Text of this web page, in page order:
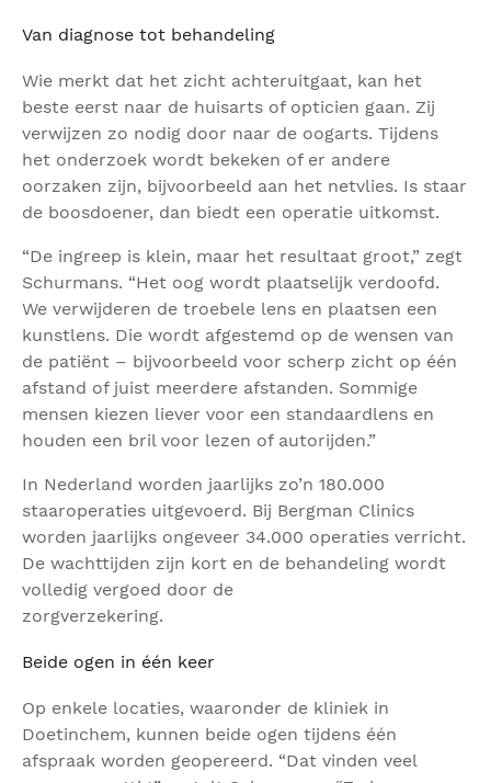
Van diagnose tot behandeling
Wie merkt dat het zicht achteruitgaat, kan het
beste eerst naar de huisarts of opticien gaan. Zij
verwijzen zo nodig door naar de oogarts. Tijdens
het onderzoek wordt bekeken of er andere
oorzaken zijn, bijvoorbeeld aan het netvlies. Is staar
de boosdoener, dan biedt een operatie uitkomst.
“De ingreep is klein, maar het resultaat groot,” zegt
Schurmans. “Het oog wordt plaatselijk verdoofd.
We verwijderen de troebele lens en plaatsen een
kunstlens. Die wordt afgestemd op de wensen van
de patiënt – bijvoorbeeld voor scherp zicht op één
afstand of juist meerdere afstanden. Sommige
mensen kiezen liever voor een standaardlens en
houden een bril voor lezen of autorijden.”
In Nederland worden jaarlijks zo’n 180.000
staaroperaties uitgevoerd. Bij Bergman Clinics
worden jaarlijks ongeveer 34.000 operaties verricht.
De wachttijden zijn kort en de behandeling wordt
volledig vergoed door de
zorgverzekering.
Beide ogen in één keer
Op enkele locaties, waaronder de kliniek in
Doetinchem, kunnen beide ogen tijdens één
afspraak worden geopereerd. “Dat vinden veel